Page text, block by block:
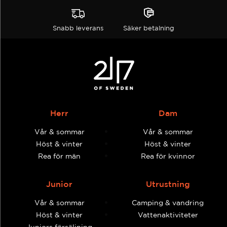
Snabb leverans Säker betalning
Herr
Vår & sommar
Höst & vinter
Rea för män
Dam
Vår & sommar
Höst & vinter
Rea för kvinnor
Junior
Vår & sommar
Höst & vinter
Utrustning
Camping & vandring
Vattenaktiviteter